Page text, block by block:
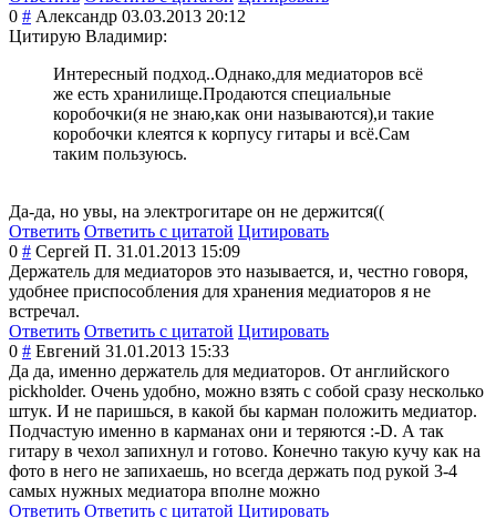
0 # Александр 03.03.2013 20:12
Цитирую Владимир:
Интересный подход..Однако,для медиаторов всё
же есть хранилище.Продаются специальные
коробочки(я не знаю,как они называются),и такие
коробочки клеятся к корпусу гитары и всё.Сам
таким пользуюсь.
Да-да, но увы, на электрогитаре он не держится((
Ответить Ответить с цитатой Цитировать
0 # Сергей П. 31.01.2013 15:09
Держатель для медиаторов это называется, и, честно говоря,
удобнее приспособления для хранения медиаторов я не
встречал.
Ответить Ответить с цитатой Цитировать
0 # Евгений 31.01.2013 15:33
Да да, именно держатель для медиаторов. От английского
pickholder. Очень удобно, можно взять с собой сразу несколько
штук. И не паришься, в какой бы карман положить медиатор.
Подчастую именно в карманах они и теряются :-D. А так
гитару в чехол запихнул и готово. Конечно такую кучу как на
фото в него не запихаешь, но всегда держать под рукой 3-4
самых нужных медиатора вполне можно
Ответить Ответить с цитатой Цитировать